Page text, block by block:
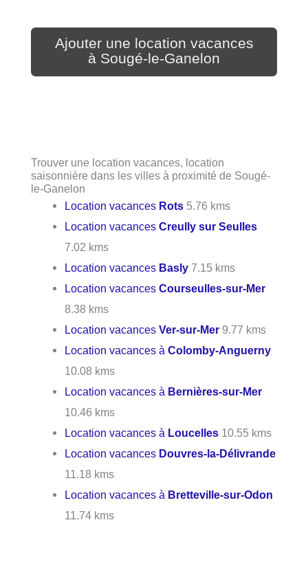
Ajouter une location vacances
à Sougé-le-Ganelon
Trouver une location vacances, location
saisonnière dans les villes à proximité de Sougé-
le-Ganelon
Location vacances Rots 5.76 kms
Location vacancesCreully sur Seulles
7.02 kms
Location vacances Basly 7.15 kms
Location vacancesCourseulles-sur-Mer
8.38 kms
Location vacancesVer-sur-Mer 9.77 kms
Location vacances àColomby-Anguerny
10.08 kms
Location vacances à Bernières-sur-Mer
10.46 kms
Location vacances à Loucelles 10.55 kms
Location vacances Douvres-la-Délivrande
11.18 kms
Location vacances à Bretteville-sur-Odon
11.74 kms